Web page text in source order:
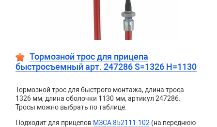
Тормозной трос для прицепа
быстросъемный арт. 247286 S=1326 H=1130
Тормозной трос для быстрого монтажа, длина троса
1326 мм, длина оболочки 1130 мм, артикул 247286.
Тросы можно выбрать по таблице.
Подходит для прицепов МЗСА 852111.102 (на переднюю